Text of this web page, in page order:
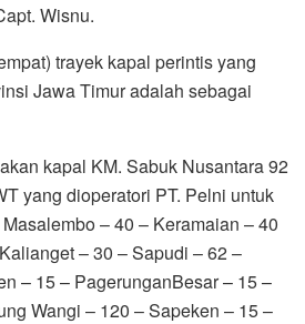
Wisnu.
trayek kapal perintis yang
Jawa Timur adalah sebagai
kapal KM. Sabuk Nusantara 92
yang dioperatori PT. Pelni untuk
– 40 – Keramaian – 40
– 30 – Sapudi – 62 –
– 15 – PagerunganBesar – 15 –
Wangi – 120 – Sapeken – 15 –